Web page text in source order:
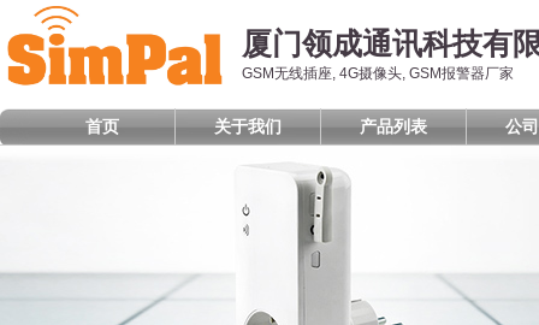
厦门领成通讯科技有
GSM无线插座, 4G摄像头, GSM报警器厂家
首页 关于我们 产品列表 公